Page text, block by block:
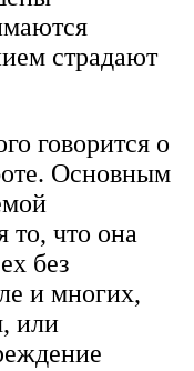
страдают
говорится о
Основным
то, что она
без
и многих,
или